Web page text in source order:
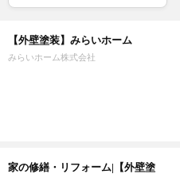
【外壁塗装】みらいホーム
みらいホーム株式会社
家の修繕・リフォーム|【外壁塗